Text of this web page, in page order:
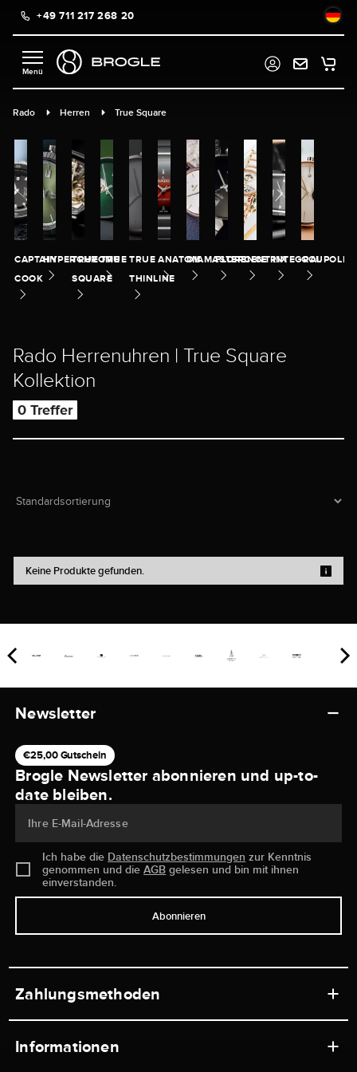
springen
+49 711 217 268 20
Rado Herren True Square
CAPTAIN
COOK
HYPERCHROME
TRUE
SQUARE
TRUE TRUE
THINLINE
ANATOMDIAMASTER
FLORENCE
CENTRIXINTEGRALCOUPOLE
Rado Herrenuhren | True Square
Kollektion
0 Treffer
Keine Produkte gefunden.
Newsletter
€25,00 Gutschein
Brogle Newsletter abonnieren und up-to-
date bleiben.
Ihre E-Mail-Adresse
Ich habe die Datenschutzbestimmungen zur Kenntnis
genommen und dieAGB gelesen und bin mit ihnen
einverstanden.
Abonnieren
Zahlungsmethoden
Informationen